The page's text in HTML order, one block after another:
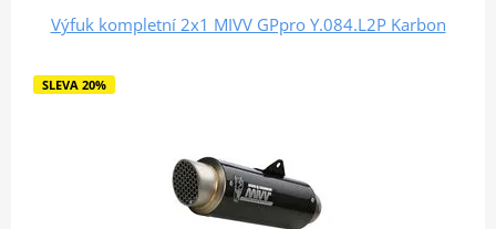
Výfuk kompletní 2x1 MIVV GPpro Y.084.L2P Karbon
SLEVA 20%